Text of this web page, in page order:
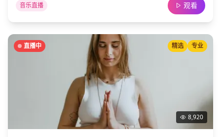
音乐直播 观看
直播中
8,920
精选 专业